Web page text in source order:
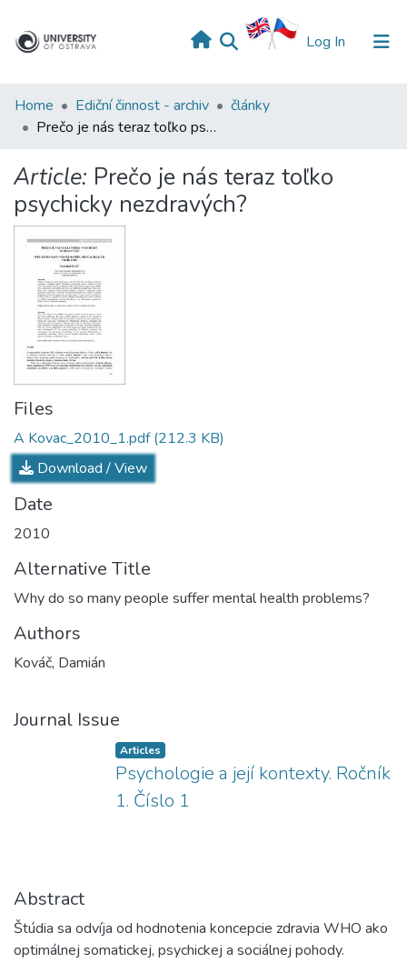
Log In (current)
Home Ediční činnost - archiv
články
Prečo je nás teraz toľko psychicky nezdravých?
Article: Prečo je nás teraz toľko
psychicky nezdravých?
Files
A Kovac_2010_1.pdf(212.3 KB)
Download / View
Date
2010
Alternative Title
Why do so many people suffer mental health problems?
Authors
Kováč, Damián
Journal Issue
Articles
Psychologie a její kontexty. Ročník
1. Číslo 1
Abstract
Štúdia sa odvíja od hodnotenia koncepcie zdravia WHO ako
optimálnej somatickej, psychickej a sociálnej pohody.